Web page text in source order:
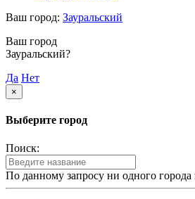
Ваш город: Зауральский
Ваш город
Зауральский?
Да Нет
×
Выберите город
Поиск:
По данному запросу ни одного города